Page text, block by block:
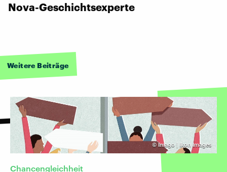
Nova-Geschichtsexperte
Weitere Beiträge
©Imago | Ikon Images
Chancengleichheit